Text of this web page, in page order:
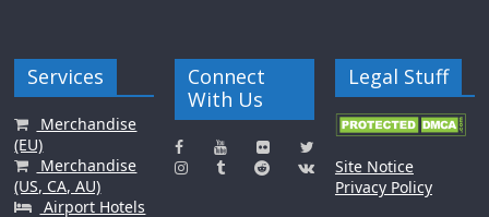
Services
Merchandise
(EU)
Merchandise
(US, CA, AU)
Airport Hotels
Connect
With Us
Legal Stuff
Site Notice
Privacy Policy